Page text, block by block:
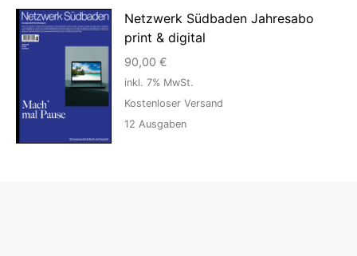
Netzwerk Südbaden Jahresabo
print & digital
90,00 €
inkl. 7% MwSt.
Kostenloser Versand
12 Ausgaben